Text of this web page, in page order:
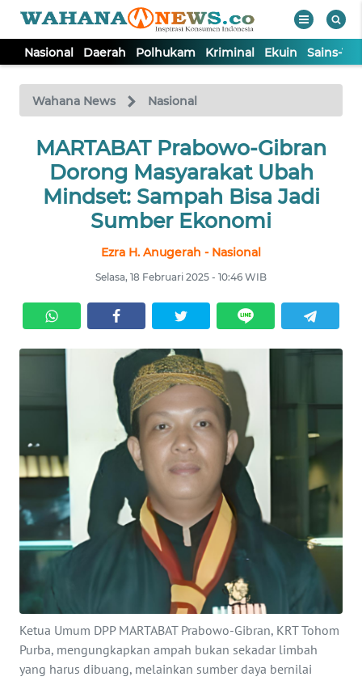
Nasional Daerah Polhukam Kriminal Ekuin Sains-
Wahana News Nasional
MARTABAT Prabowo-Gibran
Dorong Masyarakat Ubah
Mindset: Sampah Bisa Jadi
Sumber Ekonomi
Ezra H. Anugerah - Nasional
Selasa, 18 Februari 2025 - 10:46 WIB
Ketua Umum DPP MARTABAT Prabowo-Gibran, KRT Tohom
Purba, mengungkapkan ampah bukan sekadar limbah
yang harus dibuang, melainkan sumber daya bernilai
TV
Tutup
NASIONAL
DAERAH
EKUIN
KESEHATAN
INTERNASIONAL
SERBA-SERBI
PENDIDIKAN
OLAHRAGA
OPINI